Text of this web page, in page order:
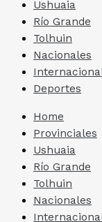
Ushuaia
Río Grande
Tolhuin
Nacionales
Deportes
Home
Provinciales
Ushuaia
Río Grande
Tolhuin
Nacionales